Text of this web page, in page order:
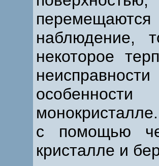
наблюдение,
некоторое
с помощью
кристалле и